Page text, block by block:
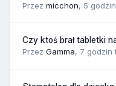
Przez micchon, 5
Czy ktoś brał tabletki
Przez Gamma, 7 godzin